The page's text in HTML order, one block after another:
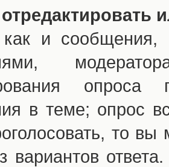
и сообщения,
опроса
в теме; опрос
то вы
вариантов